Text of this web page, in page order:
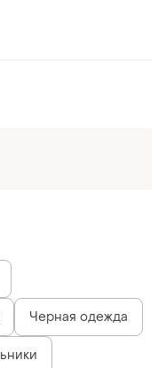
Черная одежда